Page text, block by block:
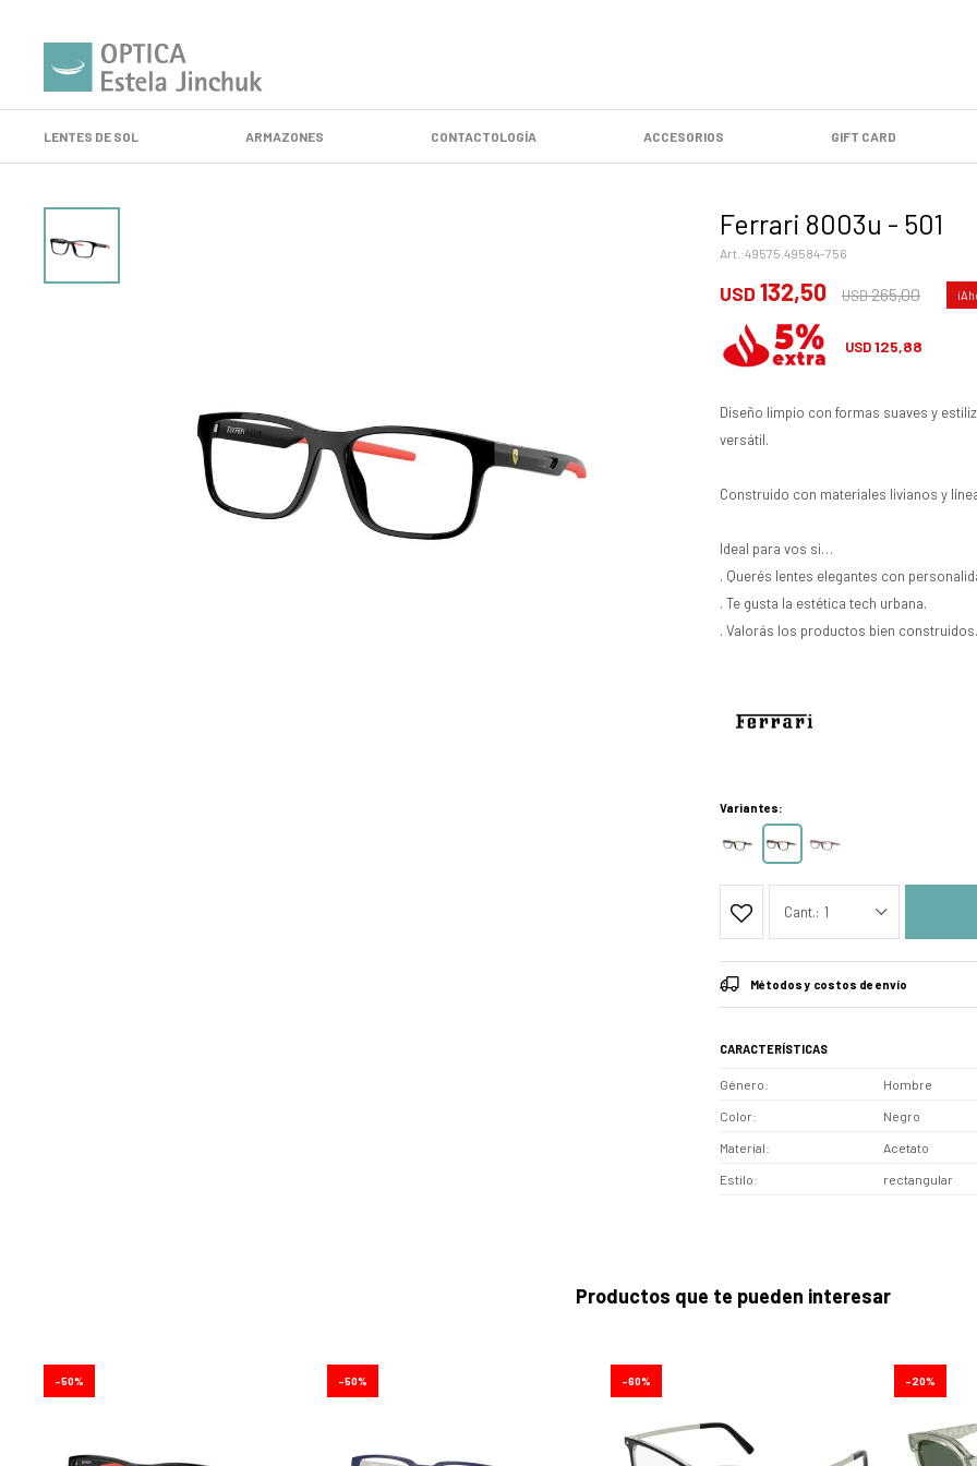
LENTES DE SOL ARMAZONES CONTACTOLOGÍA ACCESORIOS GIFT CARD
Ferrari 8003u - 501
49575.49584-756
USD 132,50 USD265,00
USD125,88
Diseño limpio con formas suaves y
versátil.
Construido con materiales livianos y
Ideal para vos si…
. Querés lentes elegantes con
. Te gusta la estética tech urbana.
. Valorás los productos bien construidos.
Variantes:
1
Métodos y costos de envío
CARACTERÍSTICAS
Género Hombre
Color Negro
Material Acetato
Estilo rectangular
Productos que te pueden interesar
50 50 60 20